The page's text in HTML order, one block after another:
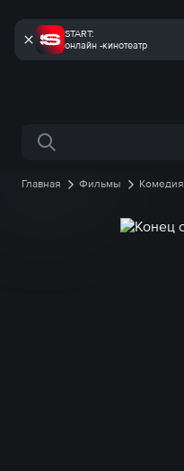
START:
онлайн -кинотеатр
Поиск по сайту
Главная Фильмы Комедия